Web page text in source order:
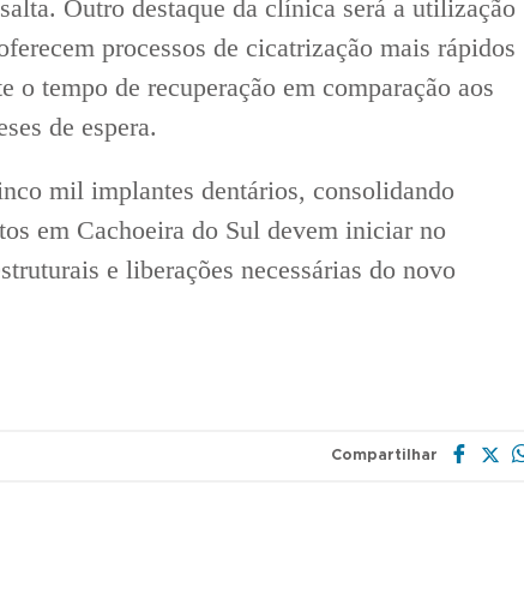
Outro destaque da clínica será a utilização
processos de cicatrização mais rápidos
tempo de recuperação em comparação aos
de espera.
mil implantes dentários, consolidando
em Cachoeira do Sul devem iniciar no
e liberações necessárias do novo
Compartilhar